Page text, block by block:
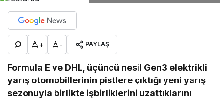
+ - PAYLAŞ
Formula E ve DHL, üçüncü nesil Gen3 elektrikli
yarış otomobillerinin pistlere çıktığı yeni yarış
sezonuyla birlikte işbirliklerini uzattıklarını